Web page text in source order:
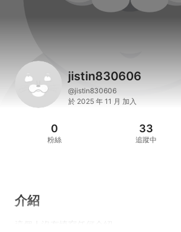
jistin830606
@jistin830606
於 2025 年 11 月 加入
0
粉絲
33
追蹤中
介紹